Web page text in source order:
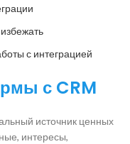
с интеграцией
с CRM
источник ценных
интересы,